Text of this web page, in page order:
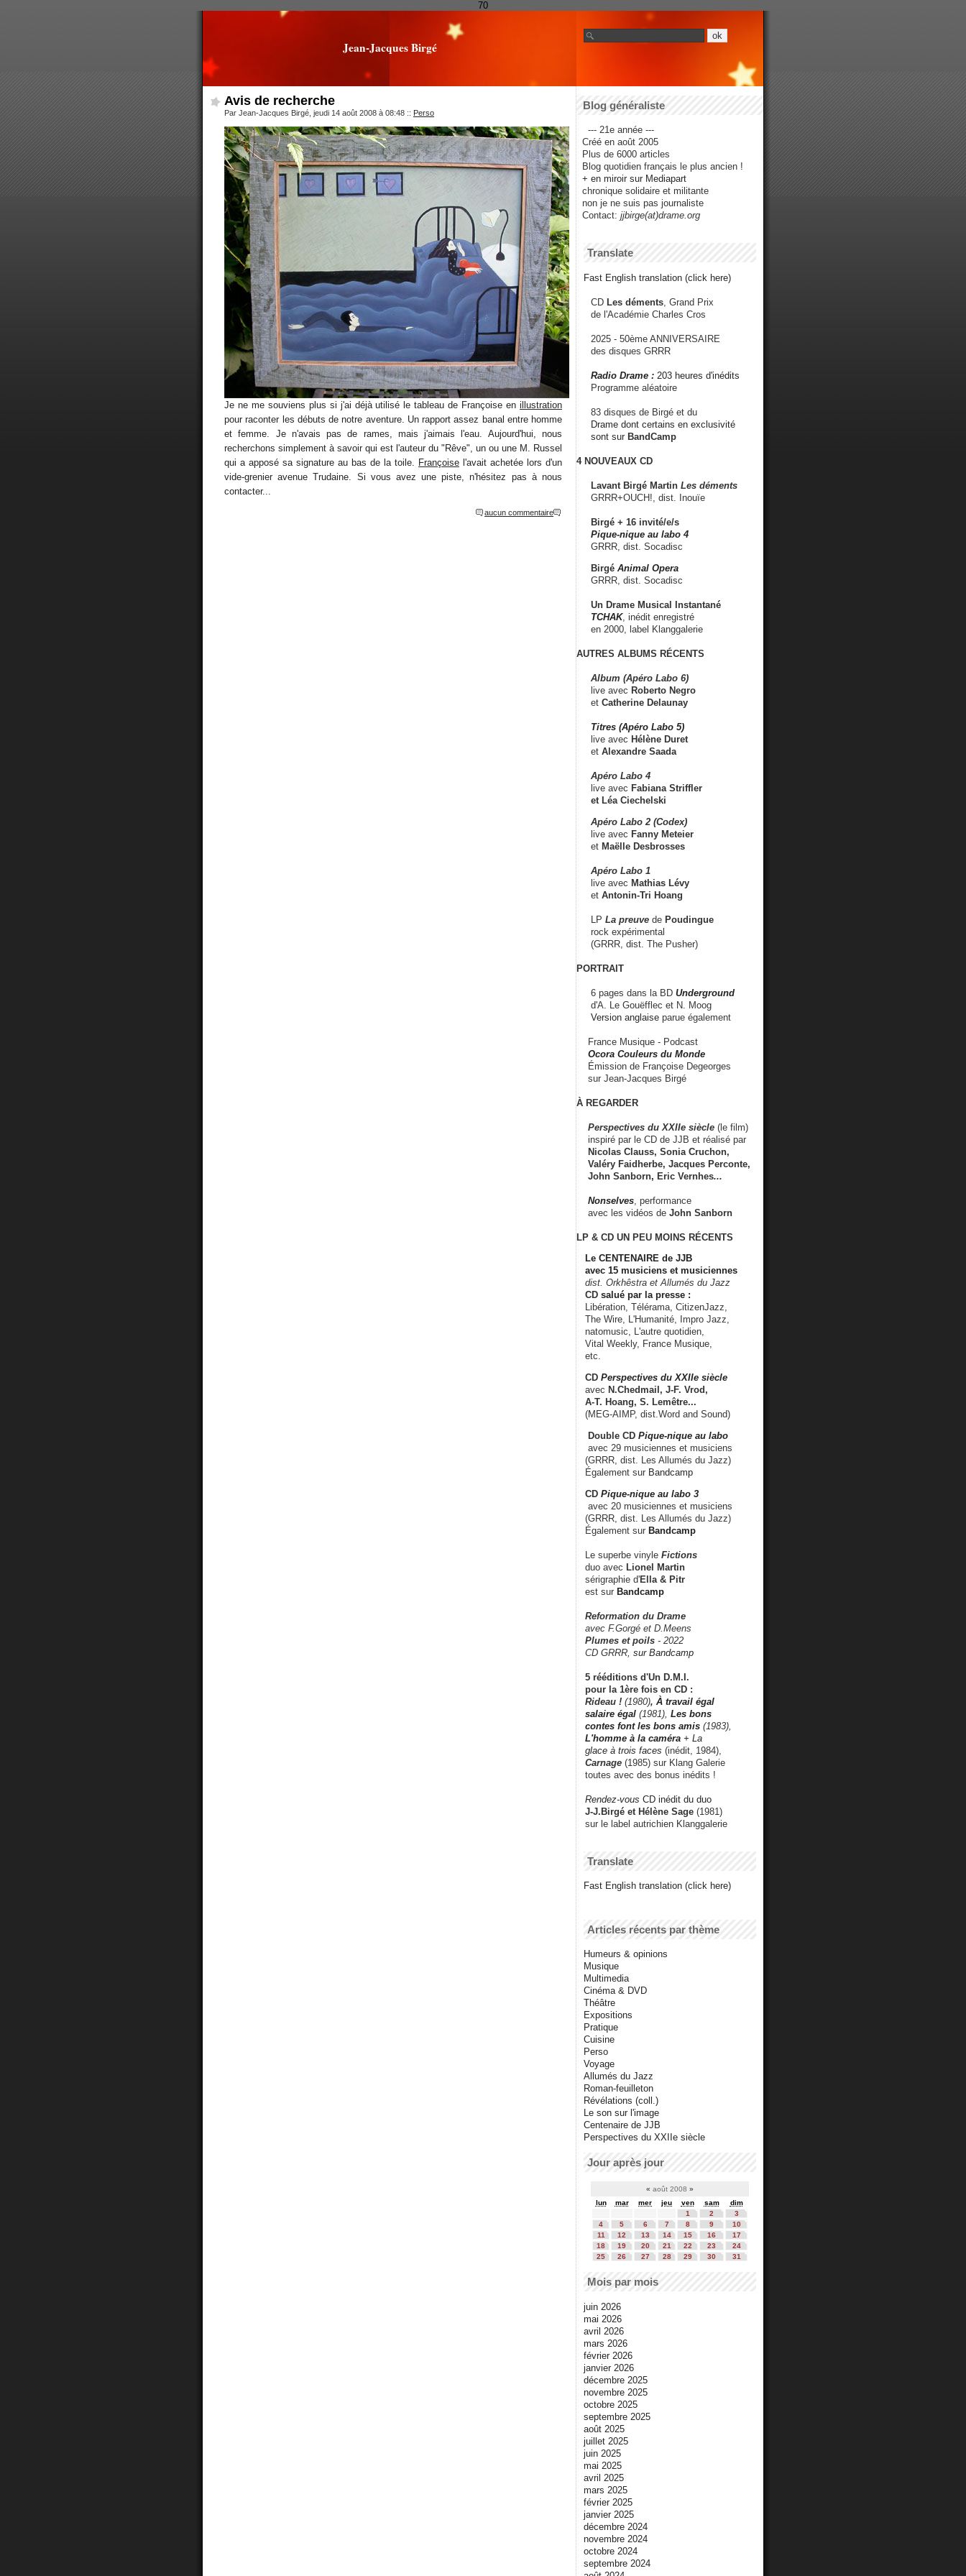
70
Jean-Jacques Birgé
Avis de recherche
Par Jean-Jacques Birgé, jeudi 14 août 2008 à 08:48 :: Perso
Je ne me souviens plus si j'ai déjà utilisé le tableau de Françoise en illustration
pour raconter les débuts de notre aventure. Un rapport assez banal entre homme
et femme. Je n'avais pas de rames, mais j'aimais l'eau. Aujourd'hui, nous
recherchons simplement à savoir qui est l'auteur du "Rêve", un ou une M. Russel
qui a apposé sa signature au bas de la toile.
Françoise l'avait achetée lors d'un
vide-grenier avenue Trudaine. Si vous avez une piste, n'hésitez pas à nous
contacter...
aucun commentaire
Blog généraliste
--- 21e année ---
Créé en août 2005
Plus de 6000 articles
Blog quotidien français le plus ancien !
+ en miroir sur Mediapart
chronique solidaire et militante
non je ne suis pas journaliste
Contact: jjbirge(at)drame.org
Translate
Fast English translation (click here)
CD Les déments , Grand Prix
de l'Académie Charles Cros
2025 - 50ème ANNIVERSAIRE
des disques GRRR
Radio Drame : 203 heures d'inédits
Programme aléatoire
83 disques de Birgé et du
Drame dont certains en exclusivité
sont sur BandCamp
4 NOUVEAUX CD
Lavant Birgé Martin Les déments
GRRR+OUCH!, dist. Inouïe
Birgé + 16 invité/e/s
Pique-nique au labo 4
GRRR, dist. Socadisc
Birgé Animal Opera
GRRR, dist. Socadisc
Un Drame Musical Instantané
TCHAK, inédit enregistré
en 2000, label Klanggalerie
AUTRES ALBUMS RÉCENTS
Album (Apéro Labo 6)
live avec Roberto Negro
et Catherine Delaunay
Titres (Apéro Labo 5)
live avec Hélène Duret
et Alexandre Saada
Apéro Labo 4
live avec Fabiana Striffler
et Léa Ciechelski
Apéro Labo 2 (Codex)
live avec Fanny Meteier
et Maëlle Desbrosses
Apéro Labo 1
live avec Mathias Lévy
et Antonin-Tri Hoang
LP La preuve de Poudingue
rock expérimental
(GRRR, dist. The Pusher)
PORTRAIT
6 pages dans la BD Underground
d'A. Le Gouëfflec et N. Moog
Version anglaise parue également
France Musique - Podcast
Ocora Couleurs du Monde
Émission de Françoise Degeorges
sur Jean-Jacques Birgé
À REGARDER
Perspectives du XXIIe siècle (le film)
inspiré par le CD de JJB et réalisé par
Nicolas Clauss, Sonia Cruchon,
Valéry Faidherbe, Jacques Perconte,
John Sanborn, Eric Vernhes...
Nonselves , performance
avec les vidéos de John Sanborn
LP & CD UN PEU MOINS RÉCENTS
Le CENTENAIRE de JJB
avec 15 musiciens et musiciennes
dist. Orkhêstra et Allumés du Jazz
CD salué par la presse :
Libération, Télérama, CitizenJazz,
The Wire, L'Humanité, Impro Jazz,
natomusic, L'autre quotidien,
Vital Weekly, France Musique,
etc.
CD Perspectives du XXIIe siècle
avec N.Chedmail, J-F. Vrod,
A-T. Hoang, S. Lemêtre...
(MEG-AIMP, dist.Word and Sound)
Double CD Pique-nique au labo
avec 29 musiciennes et musiciens
(GRRR, dist. Les Allumés du Jazz)
Également sur Bandcamp
CD Pique-nique au labo 3
avec 20 musiciennes et musiciens
(GRRR, dist. Les Allumés du Jazz)
Également sur Bandcamp
Le superbe vinyle Fictions
duo avec Lionel Martin
sérigraphie d'Ella & Pitr
est sur Bandcamp
Reformation du Drame
avec F.Gorgé et D.Meens
Plumes et poils - 2022
CD GRRR, sur Bandcamp
5 rééditions d'Un D.M.I.
pour la 1ère fois en CD :
Rideau ! (1980), À travail égal
salaire égal (1981), Les bons
contes font les bons amis (1983),
L'homme à la caméra + La
glace à trois faces (inédit, 1984),
Carnage (1985) sur Klang Galerie
toutes avec des bonus inédits !
Rendez-vous CD inédit du duo
J-J.Birgé et Hélène Sage (1981)
sur le label autrichien Klanggalerie
Translate
Fast English translation (click here)
Articles récents par thème
Humeurs & opinions
Musique
Multimedia
Cinéma & DVD
Théâtre
Expositions
Pratique
Cuisine
Perso
Voyage
Allumés du Jazz
Roman-feuilleton
Révélations (coll.)
Le son sur l'image
Centenaire de JJB
Perspectives du XXIIe siècle
Jour après jour
« août 2008 »
lun
mar mer jeu ven sam
dim
1
2
3
4
5 6 7 8 9
10
11
12 13 14 15 16
17
18
19 20 21 22 23
24
25
26 27 28 29 30 31
Mois par mois
juin 2026
mai 2026
avril 2026
mars 2026
février 2026
janvier 2026
décembre 2025
novembre 2025
octobre 2025
septembre 2025
août 2025
juillet 2025
juin 2025
mai 2025
avril 2025
mars 2025
février 2025
janvier 2025
décembre 2024
novembre 2024
octobre 2024
septembre 2024